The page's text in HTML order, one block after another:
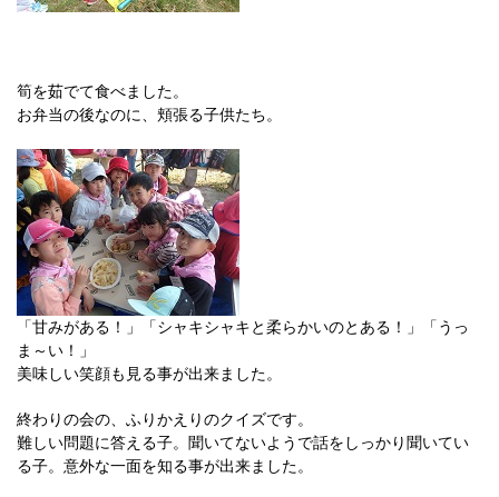
筍を茹でて食べました。
お弁当の後なのに、頬張る子供たち。
「甘みがある！」「シャキシャキと柔らかいのとある！」「うっ
ま～い！」
美味しい笑顔も見る事が出来ました。
終わりの会の、ふりかえりのクイズです。
難しい問題に答える子。聞いてないようで話をしっかり聞いてい
る子。意外な一面を知る事が出来ました。